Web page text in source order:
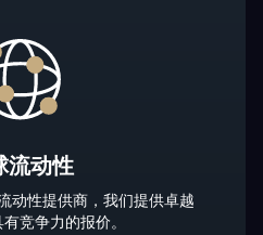
流动性
动性提供商，我们提供卓越
竞争力的报价。